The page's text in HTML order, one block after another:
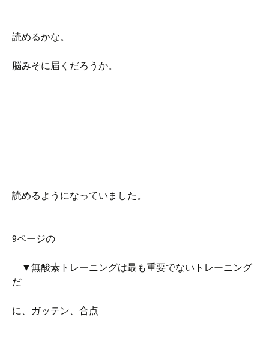
読めるかな。
脳みそに届くだろうか。
読めるようになっていました。
9ページの
▼無酸素トレーニングは最も重要でないトレーニング
だ
に、ガッテン、合点